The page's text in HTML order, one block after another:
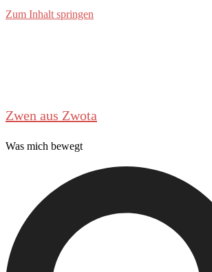
Zum Inhalt springen
Zwen aus Zwota
Was mich bewegt